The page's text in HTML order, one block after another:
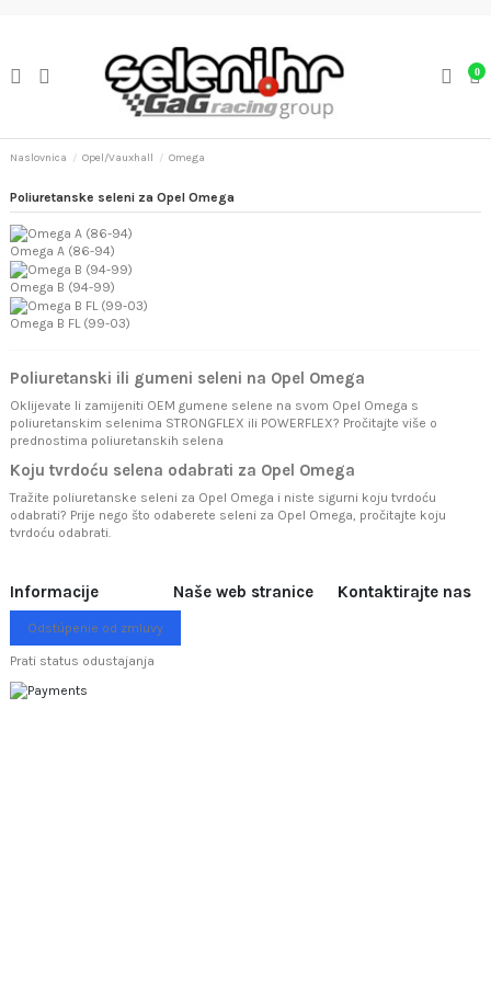
0
Naslovnica Opel/Vauxhall Omega
Poliuretanske seleni za Opel Omega
Omega A (86-94)
Omega B (94-99)
Omega B FL (99-03)
Poliuretanski ili gumeni seleni na Opel Omega
Oklijevate li zamijeniti OEM gumene selene na svom Opel Omega s
poliuretanskim selenima STRONGFLEX ili POWERFLEX? Pročitajte više o
prednostima poliuretanskih selena
Koju tvrdoću selena odabrati za Opel Omega
Tražite poliuretanske seleni za Opel Omega i niste sigurni koju tvrdoću
odabrati? Prije nego što odaberete seleni za Opel Omega, pročitajte koju
tvrdoću odabrati.
Informacije Naše web stranice Kontaktirajte nas
Odstúpenie od zmluvy
Prati status odustajanja